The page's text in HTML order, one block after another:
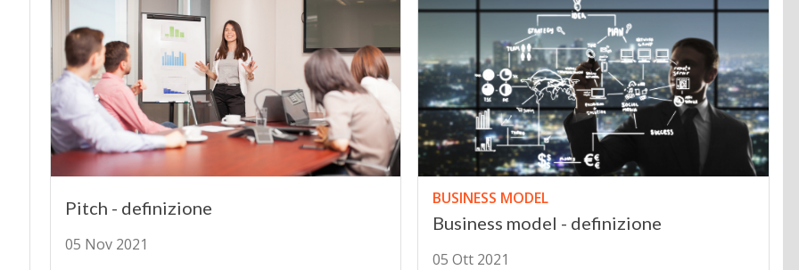
Pitch - definizione
05 Nov 2021
BUSINESS MODEL
Business model - definizione
05 Ott 2021